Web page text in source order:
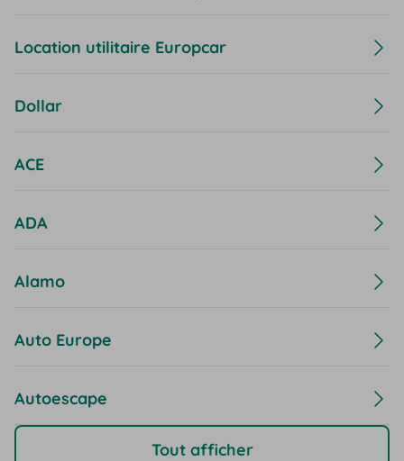
Location utilitaire Europcar
Dollar
ACE
ADA
Alamo
Auto Europe
Autoescape
Tout afficher